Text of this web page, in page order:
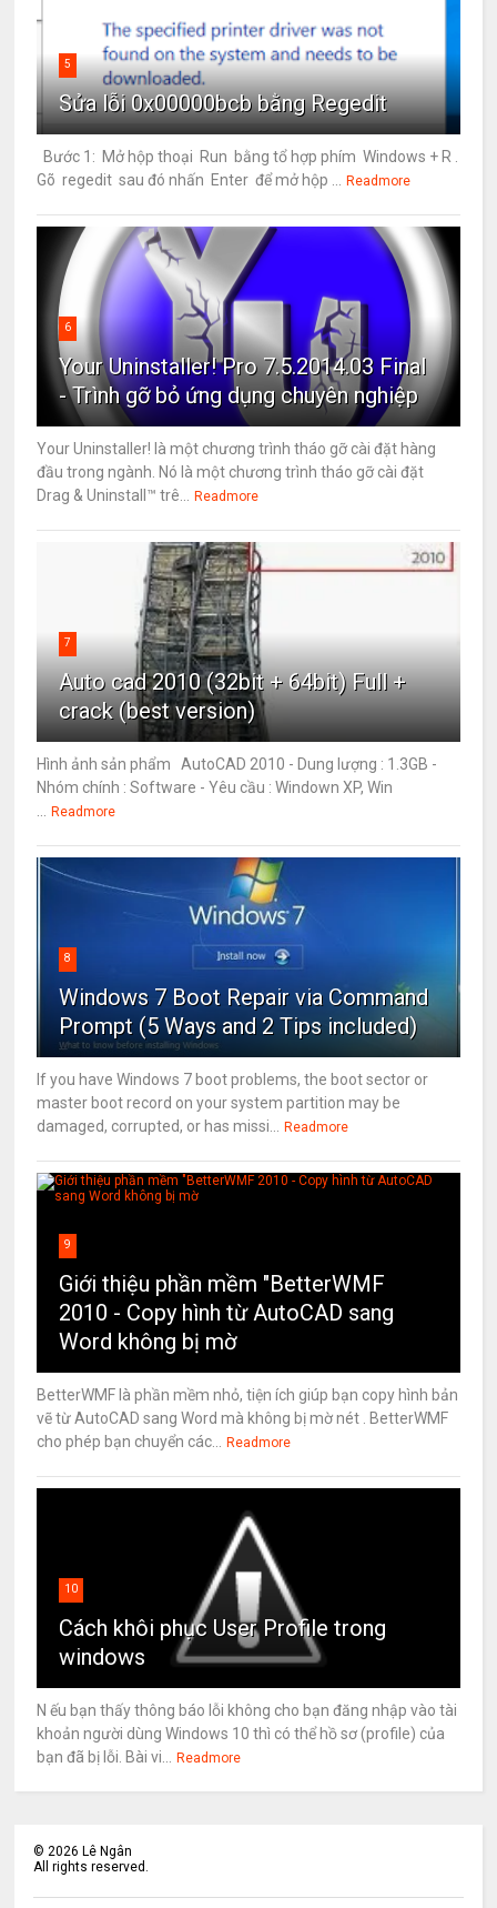
5
Sửa lỗi 0x00000bcb bằng Regedit
Bước 1: Mở hộp thoại Run bằng tổ hợp phím Windows + R .
Gõ regedit sau đó nhấn Enter để mở hộp ... Readmore
6
Your Uninstaller! Pro 7.5.2014.03 Final
- Trình gỡ bỏ ứng dụng chuyên nghiệp
Your Uninstaller! là một chương trình tháo gỡ cài đặt hàng
đầu trong ngành. Nó là một chương trình tháo gỡ cài đặt
Drag & Uninstall™ trê... Readmore
7
Auto cad 2010 (32bit + 64bit) Full +
crack (best version)
Hình ảnh sản phẩm AutoCAD 2010 - Dung lượng : 1.3GB -
Nhóm chính : Software - Yêu cầu : Windown XP, Win
... Readmore
8
Windows 7 Boot Repair via Command
Prompt (5 Ways and 2 Tips included)
If you have Windows 7 boot problems, the boot sector or
master boot record on your system partition may be
damaged, corrupted, or has missi... Readmore
9
Giới thiệu phần mềm "BetterWMF
2010 - Copy hình từ AutoCAD sang
Word không bị mờ
BetterWMF là phần mềm nhỏ, tiện ích giúp bạn copy hình bản
vẽ từ AutoCAD sang Word mà không bị mờ nét . BetterWMF
cho phép bạn chuyển các... Readmore
10
Cách khôi phục User Profile trong
windows
N ếu bạn thấy thông báo lỗi không cho bạn đăng nhập vào tài
khoản người dùng Windows 10 thì có thể hồ sơ (profile) của
bạn đã bị lỗi. Bài vi... Readmore
©2026 Lê Ngân
All rights reserved.